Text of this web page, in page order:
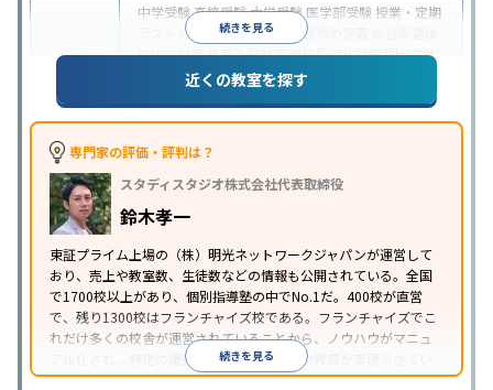
続きを見る
中学受験高校受験大学受験 医学部受験 授業・定期
テスト対策
内申点対策 学習習慣の定着
(旧AO)対策推薦入試対策学校別特化対策国公立大
私大対策共通テスト対策
英語・英会話特化
特徴
中高一貫校生に対応
の振替可能 不登校生に対応
を利用オンライン対応1科目から受講可能
習のみの受講可
り
※2023年3月調査。小学校高学年の個別指導塾アンケート調査方法を参
近くの教室を探す
専門家の評価・評判は？
スタディスタジオ株式会社代表取締役
鈴木孝一
東証プライム上場の（株）明光ネットワークジャパンが運営して
おり、売上や教室数、生徒数などの情報も公開されている。全国
で1700校以上があり、個別指導塾の中でNo.1だ。400校が直営
で、残り1300校はフランチャイズ校である。フランチャイズでこ
れだけ多くの校舎が運営されていることから、ノウハウがマニュ
アル化され、特定の優秀な人材に依存しない教育が実現できてい
ることが推測される。
続きを見る